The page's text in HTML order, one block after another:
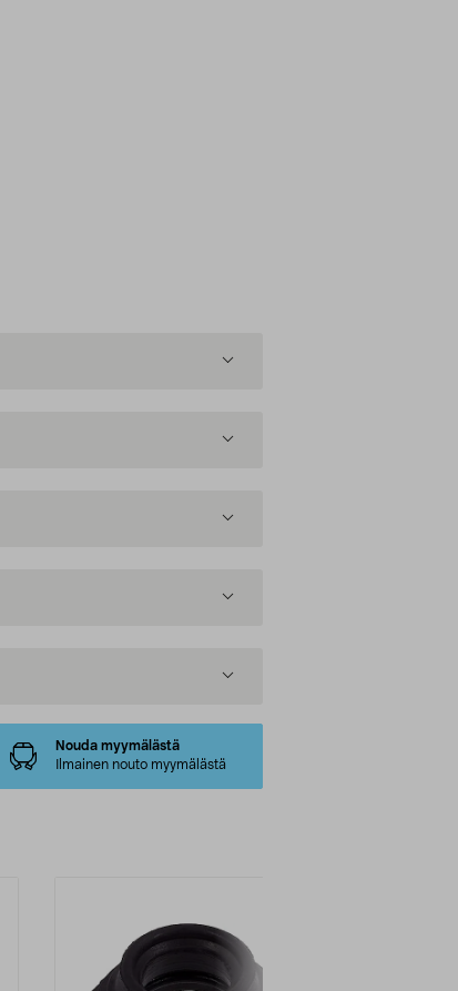
Nouda myymälästä
Ilmainen nouto myymälästä